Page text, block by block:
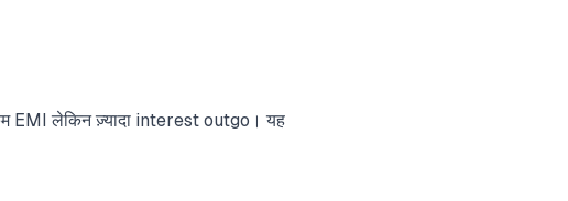
EMI लेकिन ज़्यादा interest outgo। यह